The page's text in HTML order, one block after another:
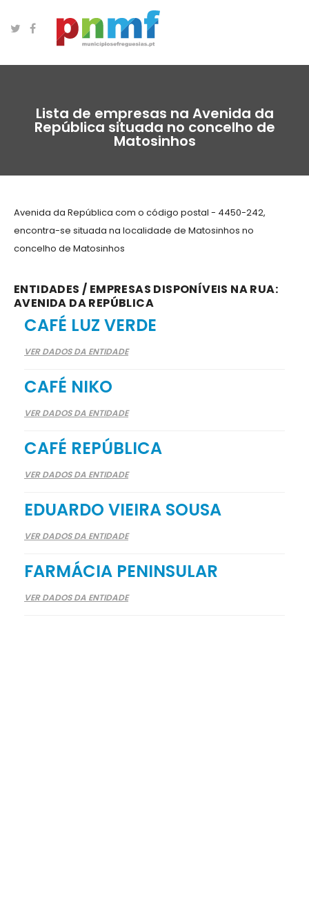
Lista de empresas na Avenida da
República situada no concelho de
Matosinhos
Avenida da República com o código postal - 4450-242,
encontra-se situada na localidade de Matosinhos no
concelho de Matosinhos
ENTIDADES / EMPRESAS DISPONÍVEIS NA RUA:
AVENIDA DA REPÚBLICA
CAFÉ LUZ VERDE
VER DADOS DA ENTIDADE
CAFÉ NIKO
VER DADOS DA ENTIDADE
CAFÉ REPÚBLICA
VER DADOS DA ENTIDADE
EDUARDO VIEIRA SOUSA
VER DADOS DA ENTIDADE
FARMÁCIA PENINSULAR
VER DADOS DA ENTIDADE